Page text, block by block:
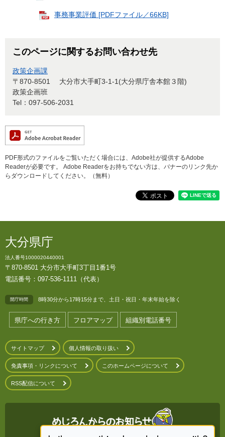
事務事業評価 [PDFファイル／66KB]
このページに関するお問い合わせ先
政策企画課
〒870-8501
大分市大手町3-1-1(大分県庁舎本館３階)
政策企画班
Tel：097-506-2031
PDF形式のファイルをご覧いただく場合には、Adobe社が提供するAdobe
Readerが必要です。
Adobe Readerをお持ちでない方は、バナーのリンク先か
らダウンロードしてください。（無料）
大分県庁
法人番号1000020440001
〒870-8501 大分市大手町3丁目1番1号
電話番号：097-536-1111（代表）
開庁時間 8時30分から17時15分まで、土日・祝日・年末年始を除く
県庁への行き方 フロアマップ 組織別電話番号
サイトマップ 個人情報の取り扱い
免責事項・リンクについて このホームページについて
RSS配信について